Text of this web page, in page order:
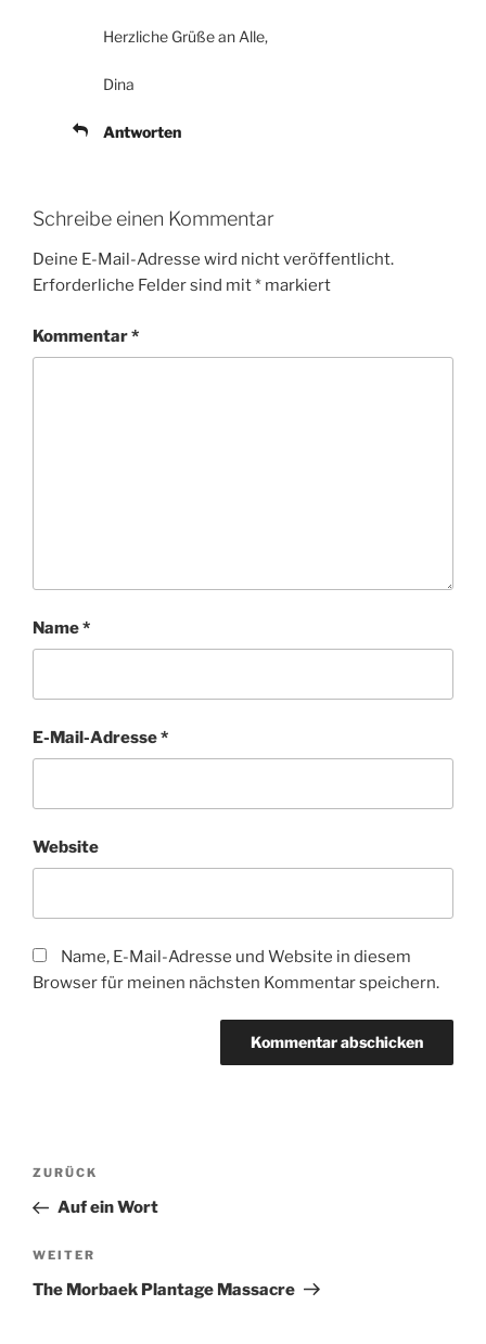
Herzliche Grüße an Alle,
Dina
Antworten
Schreibe einen Kommentar
Deine E-Mail-Adresse wird nicht veröffentlicht.
Erforderliche Felder sind mit* markiert
Kommentar*
Name*
E-Mail-Adresse*
Website
Name, E-Mail-Adresse und Website in diesem
Browser für meinen nächsten Kommentar speichern.
Beitragsnavigation
Vorheriger
Beitrag
ZURÜCK
Auf ein Wort
Nächster
Beitrag
WEITER
The Morbaek Plantage Massacre